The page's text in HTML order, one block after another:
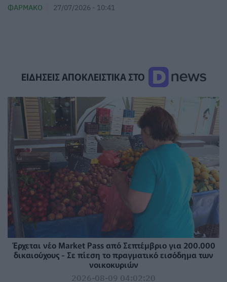
ΦΆΡΜΑΚΟ 27/07/2026 - 10:41
ΕΙΔΗΣΕΙΣ ΑΠΟΚΛΕΙΣΤΙΚΑ ΣΤΟ
Έρχεται νέο Market Pass από Σεπτέμβριο για 200.000
δικαιούχους - Σε πίεση το πραγματικό εισόδημα των
νοικοκυριών
2026-08-09 04:02:20